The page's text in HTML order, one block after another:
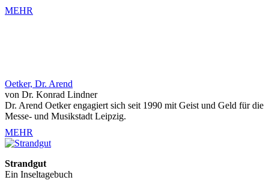
MEHR
Oetker, Dr. Arend
von Dr. Konrad Lindner
Dr. Arend Oetker engagiert sich seit 1990 mit Geist und Geld für die
Messe- und Musikstadt Leipzig.
MEHR
Strandgut
Ein Inseltagebuch